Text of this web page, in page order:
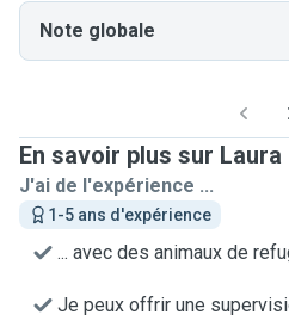
Note globale
En savoir plus sur Laura
J'ai de l'expérience ...
1-5 ans d'expérience
... avec des animaux de
Je peux offrir une